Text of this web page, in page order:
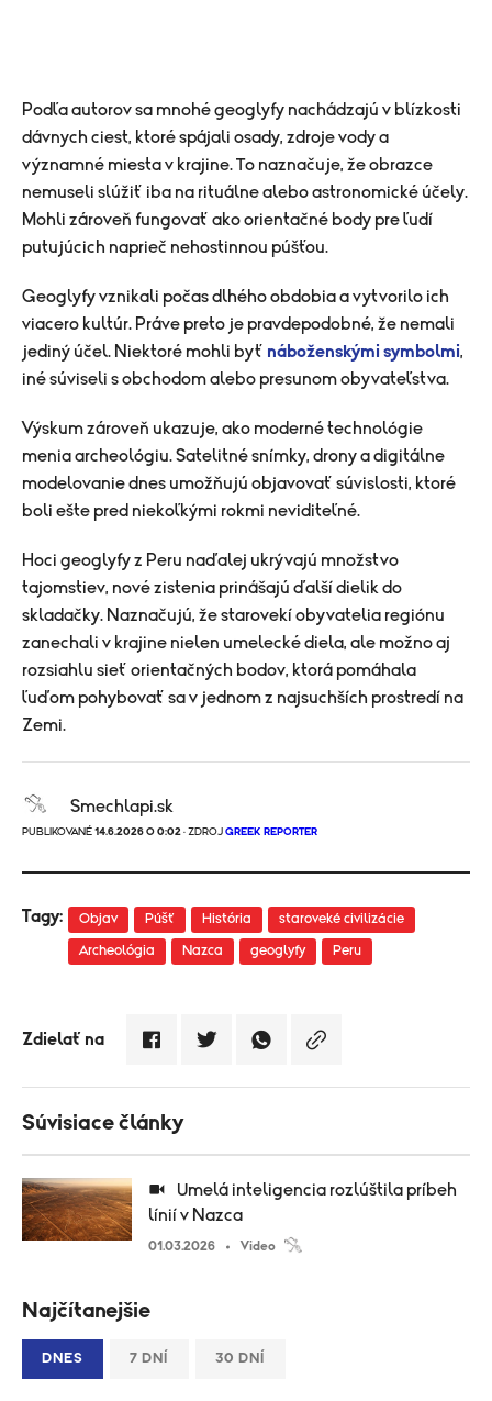
Podľa autorov sa mnohé geoglyfy nachádzajú v blízkosti
dávnych ciest, ktoré spájali osady, zdroje vody a
významné miesta v krajine. To naznačuje, že obrazce
nemuseli slúžiť iba na rituálne alebo astronomické účely.
Mohli zároveň fungovať ako orientačné body pre ľudí
putujúcich naprieč nehostinnou púšťou.
Geoglyfy vznikali počas dlhého obdobia a vytvorilo ich
viacero kultúr. Práve preto je pravdepodobné, že nemali
jediný účel. Niektoré mohli byť náboženskými symbolmi,
iné súviseli s obchodom alebo presunom obyvateľstva.
Výskum zároveň ukazuje, ako moderné technológie
menia archeológiu. Satelitné snímky, drony a digitálne
modelovanie dnes umožňujú objavovať súvislosti, ktoré
boli ešte pred niekoľkými rokmi neviditeľné.
Hoci geoglyfy z Peru naďalej ukrývajú množstvo
tajomstiev, nové zistenia prinášajú ďalší dielik do
skladačky. Naznačujú, že starovekí obyvatelia regiónu
zanechali v krajine nielen umelecké diela, ale možno aj
rozsiahlu sieť orientačných bodov, ktorá pomáhala
ľuďom pohybovať sa v jednom z najsuchších prostredí na
Zemi.
Smechlapi.sk
PUBLIKOVANÉ 14.6.2026 O 0:02 · ZDROJ GREEK REPORTER
Tagy: Objav Púšť História staroveké civilizácie
Archeológia Nazca geoglyfy Peru
Zdielať na
Súvisiace články
línií v Nazca
01.03.2026 Video
Najčítanejšie
DNES 7 DNÍ 30 DNÍ